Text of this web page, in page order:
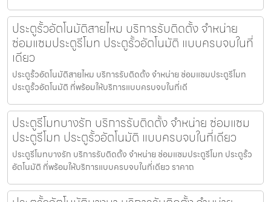
ประตูรั้วอัตโนมัติสายไหม บริการรับติดตั้ง จำหน่าย
ซ่อมแซมประตูรีโมท ประตูรั้วอัตโนมัติ แบบครบจบในที่
เดียว
ประตูรั้วอัตโนมัติสายไหม บริการรับติดตั้ง จำหน่าย ซ่อมแซมประตูรีโมท
ประตูรั้วอัตโนมัติ ที่พร้อมให้บริการแบบครบจบในที่เดี
ประตูรีโมทบางรัก บริการรับติดตั้ง จำหน่าย ซ่อมแซม
ประตูรีโมท ประตูรั้วอัตโนมัติ แบบครบจบในที่เดียว
ประตูรีโมทบางรัก บริการรับติดตั้ง จำหน่าย ซ่อมแซมประตูรีโมท ประตูรั้ว
อัตโนมัติ ที่พร้อมให้บริการแบบครบจบในที่เดียว ราคาถ